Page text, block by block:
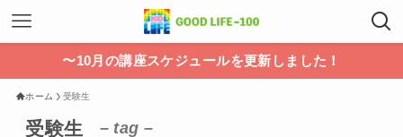
〜10月の講座スケジュールを更新しました！
ホーム 受験生
受験生 – tag –